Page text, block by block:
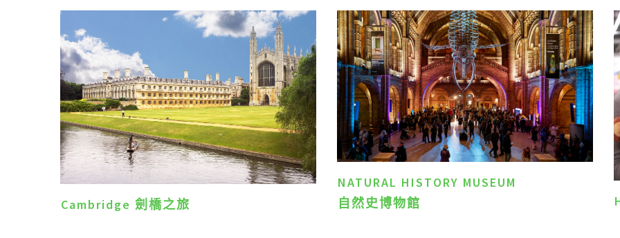
Cambridge 劍橋之旅
NATURAL HISTORY MUSEUM
自然史博物館